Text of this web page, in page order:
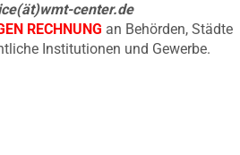
center.de
RECHNUNG an Behörden, Städte
Institutionen und Gewerbe.